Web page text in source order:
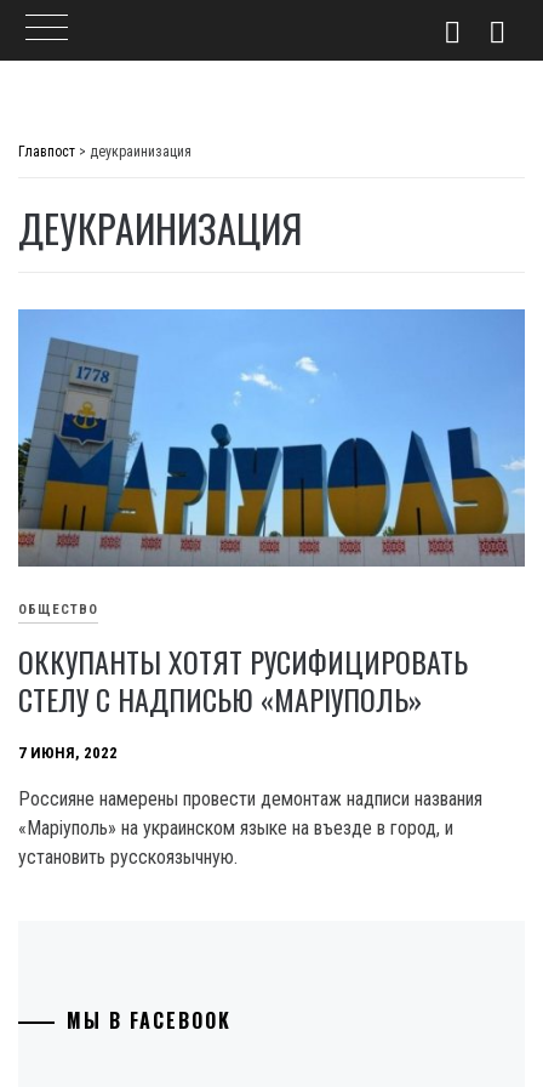
Главпост > деукраинизация
ДЕУКРАИНИЗАЦИЯ
ОБЩЕСТВО
ОККУПАНТЫ ХОТЯТ РУСИФИЦИРОВАТЬ
СТЕЛУ С НАДПИСЬЮ «МАРІУПОЛЬ»
7 ИЮНЯ, 2022
Россияне намерены провести демонтаж надписи названия
«Маріуполь» на украинском языке на въезде в город, и
установить русскоязычную.
МЫ В FACEBOOK